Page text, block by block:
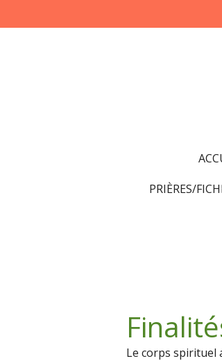
au
PRIÈRES/
Le corps spirituel